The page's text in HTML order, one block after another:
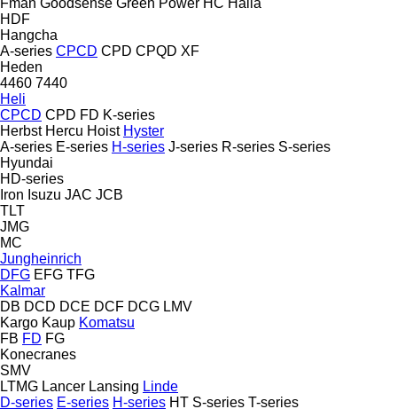
HDF
Hangcha
A-series CPCD CPD CPQD XF
Heden
4460 7440
Heli
CPCD CPD FD K-series
Herbst Hercu Hoist Hyster
A-series E-series H-series J-series R-series S-series
Hyundai
HD-series
Iron Isuzu JAC JCB
TLT
JMG
MC
Jungheinrich
DFG EFG TFG
Kalmar
DB DCD DCE DCF DCG LMV
Kargo Kaup Komatsu
FB FD FG
Konecranes
SMV
LTMG Lancer Lansing Linde
D-series E-series H-series HT S-series T-series